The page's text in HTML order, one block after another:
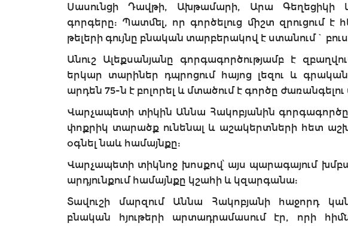
Սասունցի Դավթի, Ախթամարի, Արա Գեղեցիկի
գորգերը: Պատմել, որ գործելուց միշտ զրուցում է
թելերի գույնը բնական տարբերակով է ստանում`
Անուշ Ալեքսանյանը գորգագործությամբ է
երկար տարիներ դպրոցում հայոց լեզու և
արդեն 75-ն է բոլորել և մտածում է գործը
Վարչապետի տիկին Աննա Հակոբյանին
փոքրիկ տարածք ունենալ և աշակերտների հետ
օգնել նաև համայնքը:
Վարչապետի տիկնոջ խոսքով՝ այս պարագայում
արդյունքում համայնքը կշահի և կզարգանա:
Տավուշի մարզում Աննա Հակոբյանի հաջորդ
բնական հյութերի արտադրամասում էր, որի